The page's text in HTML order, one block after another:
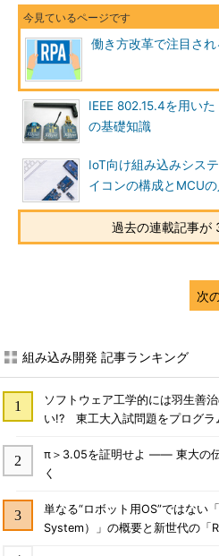
働き方改革で注目され
IEEE 802.15.4を用いた
の基礎知識
IoT向け組み込みシス
イコンの構成とMCUの
過去の連載記事が
次
組み込み開発 記事ランキング
ソフトウェア工学的には羽生善
い!? 東工大入試問題をプログラ
π＞3.05を証明せよ ―― 東大の
く
単なる“ロボット用OS”ではない
System）」の概要と新世代の「